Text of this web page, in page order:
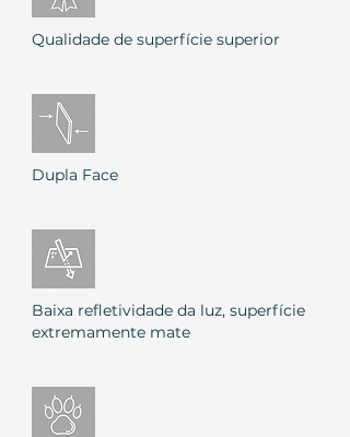
Qualidade de superfície superior
Dupla Face
Baixa refletividade da luz, superfície
extremamente mate